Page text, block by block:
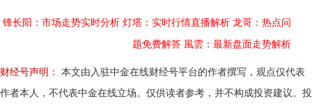
锋长阳：市场走势实时分析 灯塔：实时行情直播解析 龙哥：热点问
题免费解答 風雲：最新盘面走势解析
财经号声明：
本文由入驻中金在线财经号平台的作者撰写，观点仅代表
作者本人，不代表中金在线立场。仅供读者参考，并不构成投资建议。投